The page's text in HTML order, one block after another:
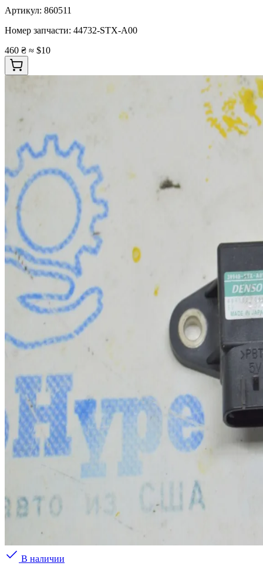
Артикул: 860511
Номер запчасти: 44732-STX-A00
460 ₴ ≈ $10
В наличии